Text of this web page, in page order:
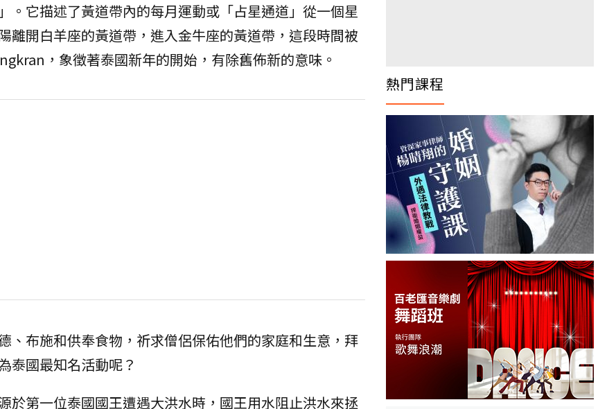
。它描述了黃道帶內的每月運動或「占星通道」從一個星
離開白羊座的黃道帶，進入金牛座的黃道帶，這段時間被
，象徵著泰國新年的開始，有除舊佈新的意味。
、布施和供奉食物，祈求僧侶保佑他們的家庭和生意，拜
泰國最知名活動呢？
於第一位泰國國王遭遇大洪水時，國王用水阻止洪水來拯
熱門課程